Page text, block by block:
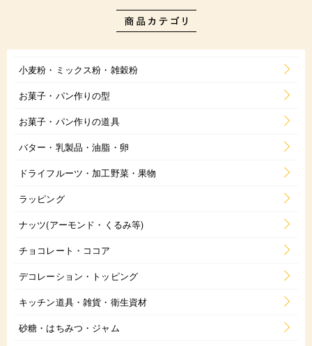
小麦粉・ミックス粉・雑穀粉
お菓子・パン作りの型
お菓子・パン作りの道具
バター・乳製品・油脂・卵
ドライフルーツ・加工野菜・果物
ラッピング
ナッツ(アーモンド・くるみ等)
チョコレート・ココア
デコレーション・トッピング
キッチン道具・雑貨・衛生資材
砂糖・はちみつ・ジャム